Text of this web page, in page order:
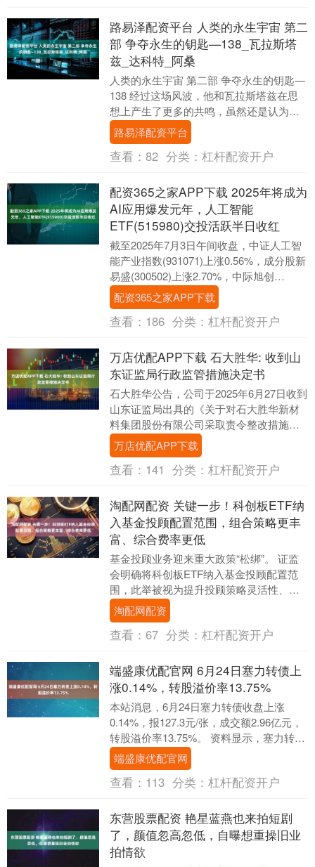
路易泽配资平台 人类的永生宇宙 第二
部 争夺永生的钥匙—138_瓦拉斯塔
兹_达科特_阿桑
人类的永生宇宙 第二部 争夺永生的钥匙—
138 经过这场风波，他和瓦拉斯塔兹在思
想上产生了更多的共鸣，虽然还是认为瓦
拉斯塔兹有野心但能力不足，人品也存在
很大问题....
路易泽配资平台
查看： 82 分类： 杠杆配资开户
配资365之家APP下载 2025年将成为
AI应用爆发元年，人工智能
ETF(515980)交投活跃半日收红
截至2025年7月3日午间收盘，中证人工智
能产业指数(931071)上涨0.56%，成分股新
易盛(300502)上涨2.70%，中际旭创
(300308)上涨2.....
配资365之家APP下载
查看： 186 分类： 杠杆配资开户
万店优配APP下载 石大胜华: 收到山
东证监局行政监管措施决定书
石大胜华公告，公司于2025年6月27日收到
山东证监局出具的《关于对石大胜华新材
料集团股份有限公司采取责令整改措施并
对郭天明、吕俊奇采取出具警示函措施的
决定》。....
万店优配APP下载
查看： 141 分类： 杠杆配资开户
淘配网配资 关键一步！科创板ETF纳
入基金投顾配置范围，组合策略更丰
富、综合费率更低
基金投顾业务迎来重大政策“松绑”。 证监
会明确将科创板ETF纳入基金投顾配置范
围，此举被视为提升投顾策略灵活性、降
低投资成本、提高资金效率的关键一步，
有望显著增....
淘配网配资
查看： 67 分类： 杠杆配资开户
端盛康优配官网 6月24日塞力转债上
涨0.14%，转股溢价率13.75%
本站消息，6月24日塞力转债收盘上涨
0.14%，报127.3元/张，成交额2.96亿元，
转股溢价率13.75%。 资料显示，塞力转债
信用级别为“BBB-”，债券....
端盛康优配官网
查看： 113 分类： 杠杆配资开户
东营股票配资 艳星蓝燕也来拍短剧
了，颜值忽高忽低，自曝想重操旧业
拍情欲